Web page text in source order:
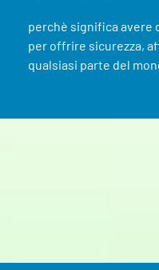
perchè significa avere
per offrire sicurezza,
qualsiasi parte del